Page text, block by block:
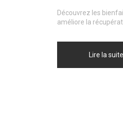
Découvrez les
améliore la
Lire la suite